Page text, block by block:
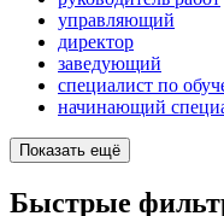
управляющий
директор
заведующий
специалист по
начинающий
Показать ещё
Быстрые